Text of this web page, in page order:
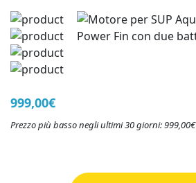
999,00€
Prezzo più basso negli ultimi 30 giorni: 999,00€